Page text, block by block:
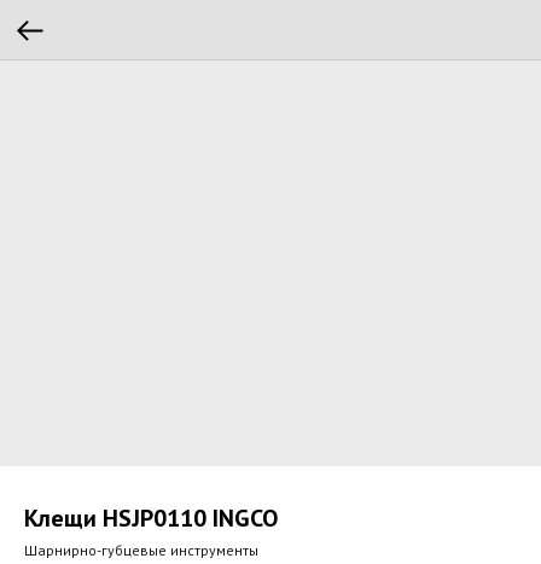
Клещи HSJP0110 INGCO
Шарнирно-губцевые инструменты